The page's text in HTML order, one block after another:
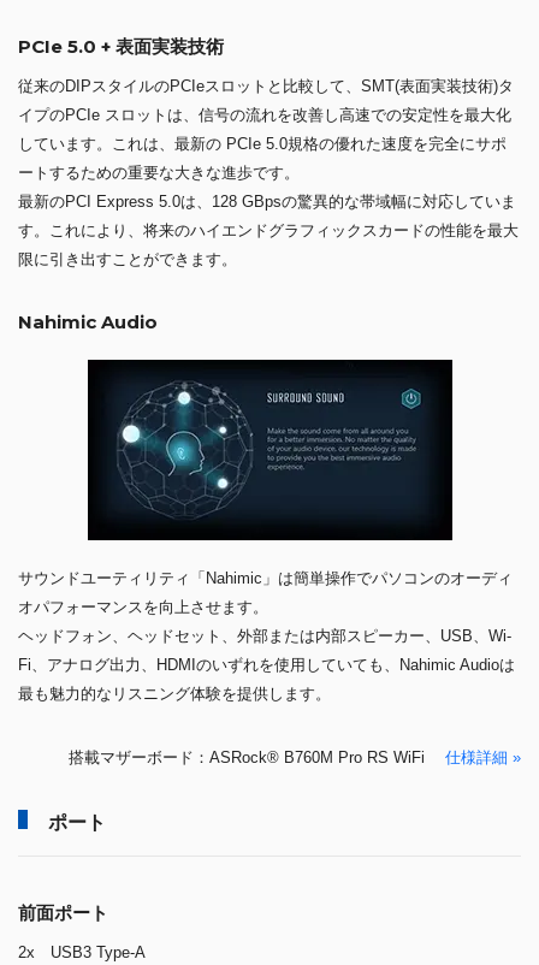
PCIe 5.0 + 表面実装技術
従来のDIPスタイルのPCIeスロットと比較して、SMT(表面実装技術)タ
イプのPCIe スロットは、信号の流れを改善し高速での安定性を最大化
しています。これは、最新の PCIe 5.0規格の優れた速度を完全にサポ
ートするための重要な大きな進歩です。
最新のPCI Express 5.0は、128 GBpsの驚異的な帯域幅に対応していま
す。これにより、将来のハイエンドグラフィックスカードの性能を最大
限に引き出すことができます。
Nahimic Audio
サウンドユーティリティ「Nahimic」は簡単操作でパソコンのオーディ
オパフォーマンスを向上させます。
ヘッドフォン、ヘッドセット、外部または内部スピーカー、USB、Wi-
Fi、アナログ出力、HDMIのいずれを使用していても、Nahimic Audioは
最も魅力的なリスニング体験を提供します。
搭載マザーボード：ASRock® B760M Pro RS WiFi 仕様詳細 »
ポート
前面ポート
2x USB3 Type-A